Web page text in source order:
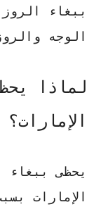
ببغاء
الوجه
لماذا
الإمارات؟
يحظى ببغاء
الإمارات